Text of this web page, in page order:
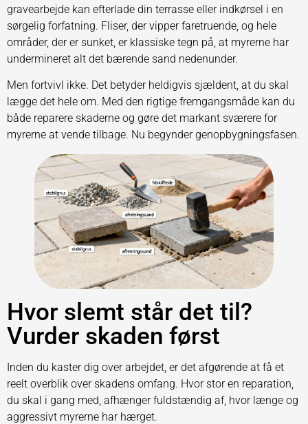
gravearbejde kan efterlade din terrasse eller indkørsel i en
sørgelig forfatning. Fliser, der vipper faretruende, og hele
områder, der er sunket, er klassiske tegn på, at myrerne har
undermineret alt det bærende sand nedenunder.
Men fortvivl ikke. Det betyder heldigvis sjældent, at du skal
lægge det hele om. Med den rigtige fremgangsmåde kan du
både reparere skaderne og gøre det markant sværere for
myrerne at vende tilbage. Nu begynder genopbygningsfasen.
Hvor slemt står det til?
Vurder skaden først
Inden du kaster dig over arbejdet, er det afgørende at få et
reelt overblik over skadens omfang. Hvor stor en reparation,
du skal i gang med, afhænger fuldstændig af, hvor længe og
aggressivt myrerne har hærget.